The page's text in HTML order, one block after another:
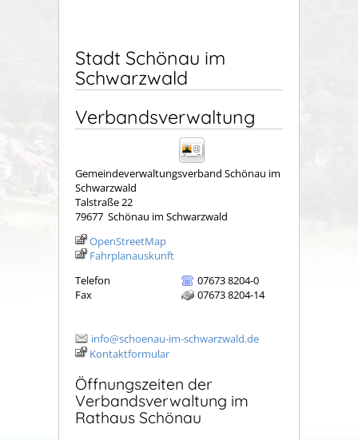
Stadt Schönau im
Schwarzwald
Verbandsverwaltung
Gemeindeverwaltungsverband Schönau im
Schwarzwald
Talstraße 22
79677 Schönau im Schwarzwald
OpenStreetMap
Fahrplanauskunft
Telefon
07673 8204-0
Fax
07673 8204-14
info@schoenau-im-schwarzwald.de
Kontaktformular
Öffnungszeiten der
Verbandsverwaltung im
Rathaus Schönau